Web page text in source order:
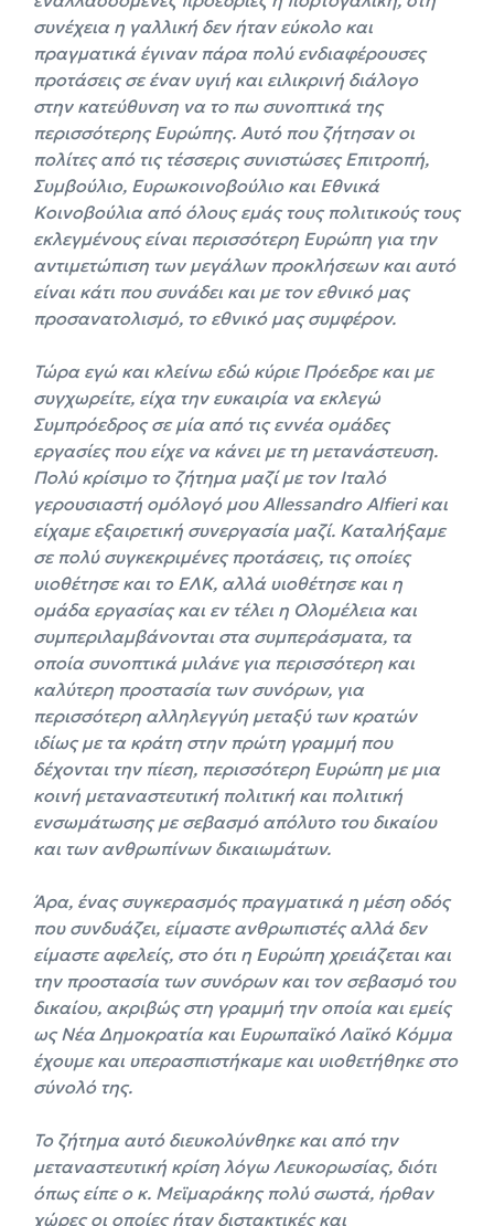
συνέχεια η γαλλική δεν ήταν εύκολο και
πραγματικά έγιναν πάρα πολύ ενδιαφέρουσες
προτάσεις σε έναν υγιή και ειλικρινή διάλογο
στην κατεύθυνση να το πω συνοπτικά της
περισσότερης Ευρώπης. Αυτό που ζήτησαν οι
πολίτες από τις τέσσερις συνιστώσες Επιτροπή,
Συμβούλιο, Ευρωκοινοβούλιο και Εθνικά
Κοινοβούλια από όλους εμάς τους πολιτικούς τους
εκλεγμένους είναι περισσότερη Ευρώπη για την
αντιμετώπιση των μεγάλων προκλήσεων και αυτό
είναι κάτι που συνάδει και με τον εθνικό μας
προσανατολισμό, το εθνικό μας συμφέρον.
Τώρα εγώ και κλείνω εδώ κύριε Πρόεδρε και με
συγχωρείτε, είχα την ευκαιρία να εκλεγώ
Συμπρόεδρος σε μία από τις εννέα ομάδες
εργασίες που είχε να κάνει με τη μετανάστευση.
Πολύ κρίσιμο το ζήτημα μαζί με τον Ιταλό
γερουσιαστή ομόλογό μου Allessandro Alfieri και
είχαμε εξαιρετική συνεργασία μαζί. Καταλήξαμε
σε πολύ συγκεκριμένες προτάσεις, τις οποίες
υιοθέτησε και το ΕΛΚ, αλλά υιοθέτησε και η
ομάδα εργασίας και εν τέλει η Ολομέλεια και
συμπεριλαμβάνονται στα συμπεράσματα, τα
οποία συνοπτικά μιλάνε για περισσότερη και
καλύτερη προστασία των συνόρων, για
περισσότερη αλληλεγγύη μεταξύ των κρατών
ιδίως με τα κράτη στην πρώτη γραμμή που
δέχονται την πίεση, περισσότερη Ευρώπη με μια
κοινή μεταναστευτική πολιτική και πολιτική
ενσωμάτωσης με σεβασμό απόλυτο του δικαίου
και των ανθρωπίνων δικαιωμάτων.
Άρα, ένας συγκερασμός πραγματικά η μέση οδός
που συνδυάζει, είμαστε ανθρωπιστές αλλά δεν
είμαστε αφελείς, στο ότι η Ευρώπη χρειάζεται και
την προστασία των συνόρων και τον σεβασμό του
δικαίου, ακριβώς στη γραμμή την οποία και εμείς
ως Νέα Δημοκρατία και Ευρωπαϊκό Λαϊκό Κόμμα
έχουμε και υπερασπιστήκαμε και υιοθετήθηκε στο
σύνολό της.
Το ζήτημα αυτό διευκολύνθηκε και από την
μεταναστευτική κρίση λόγω Λευκορωσίας, διότι
όπως είπε ο κ. Μεϊμαράκης πολύ σωστά, ήρθαν
χώρες οι οποίες ήταν διστακτικές και